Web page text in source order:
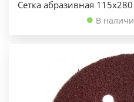
Сетка абразивная
В